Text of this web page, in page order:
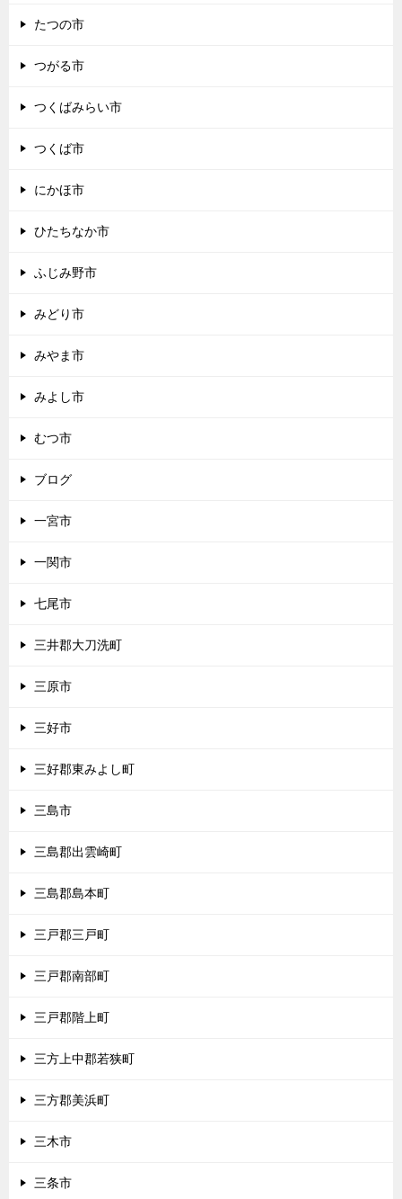
たつの市
つがる市
つくばみらい市
つくば市
にかほ市
ひたちなか市
ふじみ野市
みどり市
みやま市
みよし市
むつ市
ブログ
一宮市
一関市
七尾市
三井郡大刀洗町
三原市
三好市
三好郡東みよし町
三島市
三島郡出雲崎町
三島郡島本町
三戸郡三戸町
三戸郡南部町
三戸郡階上町
三方上中郡若狭町
三方郡美浜町
三木市
三条市